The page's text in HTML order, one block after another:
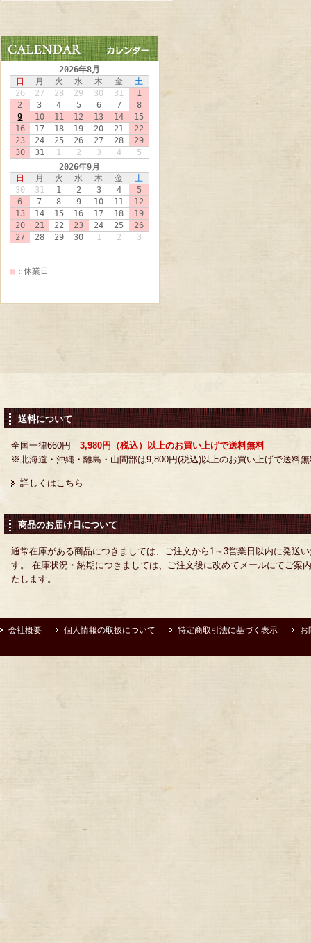
送料について
全国一律660円 3,980円（税込）以上のお買い上げで送料無料
※北海道・沖縄・離島・山間部は9,800円(税込)以上のお買い上げで送料
詳しくはこちら
商品のお届け日について
通常在庫がある商品につきましては、ご注文から1～3営業日以内に発送
す。 在庫状況・納期につきましては、ご注文後に改めてメールにてご案
たします。
会社概要 個人情報の取扱について 特定商取引法に基づく表示 お